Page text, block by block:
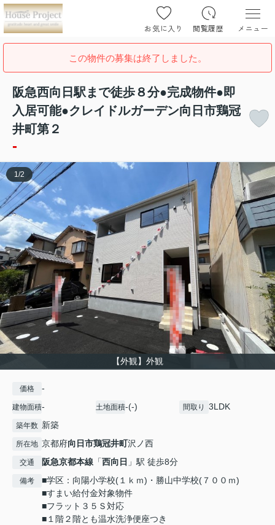
お気に入り 閲覧履歴 メニュー
この物件の募集は終了しました。
阪急西向日駅まで徒歩８分●完成物件●即
入居可能●クレイドルガーデン向日市鶏冠
井町第２
-
【外観】外観
1 /2
価格 -
建物面積- 土地面積-(-) 間取り 3LDK
築年数 新築
所在地 京都府向日市鶏冠井町沢ノ西
交通 阪急京都本線 「西向日 」駅 徒歩8分
備考
■学区：向陽小学校(１ｋｍ)・勝山中学校(７００ｍ)
■すまい給付金対象物件
■フラット３５Ｓ対応
■１階２階とも温水洗浄便座つき